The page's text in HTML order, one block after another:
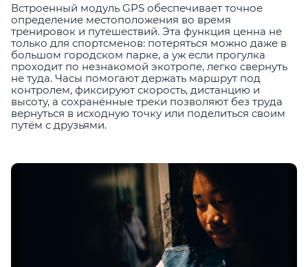
Встроенный модуль GPS обеспечивает точное
определение местоположения во время
тренировок и путешествий. Эта функция ценна не
только для спортсменов: потеряться можно даже в
большом городском парке, а уж если прогулка
проходит по незнакомой экотропе, легко свернуть
не туда. Часы помогают держать маршрут под
контролем, фиксируют скорость, дистанцию и
высоту, а сохранённые треки позволяют без труда
вернуться в исходную точку или поделиться своим
путём с друзьями.